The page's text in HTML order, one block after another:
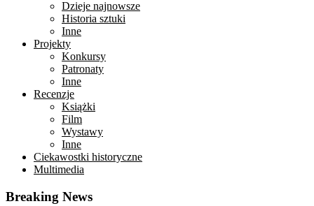
Dzieje najnowsze
Historia sztuki
Inne
Projekty
Konkursy
Patronaty
Inne
Recenzje
Książki
Film
Wystawy
Inne
Ciekawostki historyczne
Multimedia
Breaking News